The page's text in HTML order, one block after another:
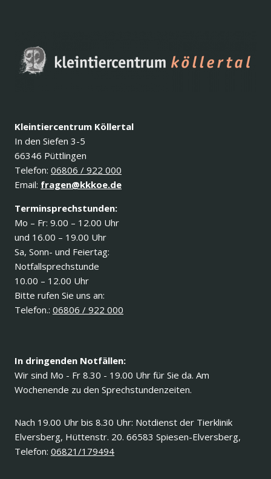
Kleintiercentrum Köllertal
In den Siefen 3-5
66346 Püttlingen
Telefon: 06806 / 922 000
Email: fragen@kkkoe.de
Terminsprechstunden:
Mo – Fr: 9.00 – 12.00 Uhr
und 16.00 – 19.00 Uhr
Sa, Sonn- und Feiertag:
Notfallsprechstunde
10.00 – 12.00 Uhr
Bitte rufen Sie uns an:
Telefon.: 06806 / 922 000
In dringenden Notfällen:
Wir sind Mo - Fr 8.30 - 19.00 Uhr für Sie da. Am
Wochenende zu den Sprechstundenzeiten.
Nach 19.00 Uhr bis 8.30 Uhr: Notdienst der Tierklinik
Elversberg, Hüttenstr. 20. 66583 Spiesen-Elversberg,
Telefon: 06821/179494